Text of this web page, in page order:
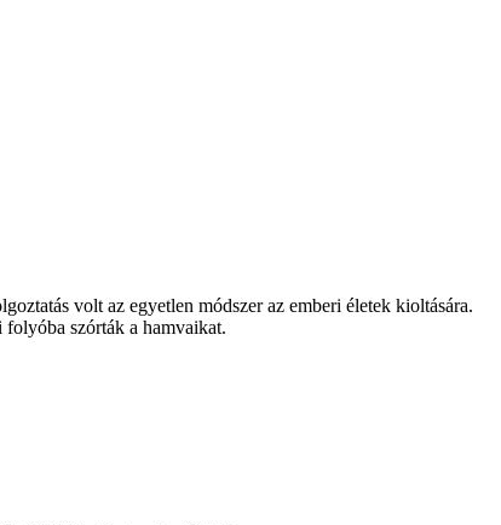
volt az egyetlen módszer az emberi életek kioltására.
folyóba szórták a hamvaikat.